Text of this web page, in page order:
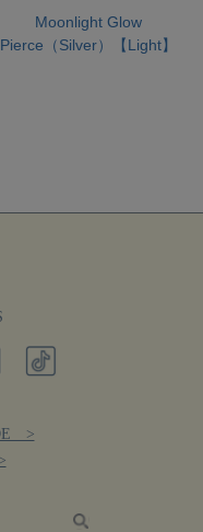
Moonlight Glow
Pierce（Silver）【Light】
>